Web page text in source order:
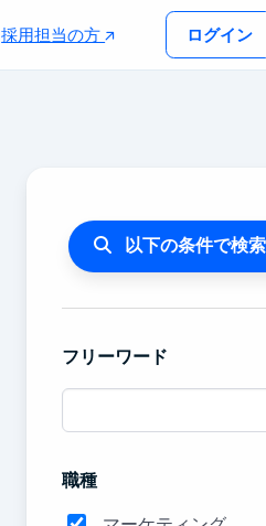
採用担当の方 ログイン
以下の条件で検
フリーワード
職種